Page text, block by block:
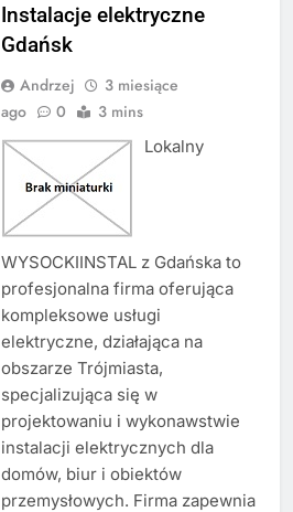
Instalacje elektryczne
Gdańsk
Andrzej
3 miesiące
ago
0 3 mins
Lokalny
WYSOCKIINSTAL z Gdańska to
profesjonalna firma oferująca
kompleksowe usługi
elektryczne, działająca na
obszarze Trójmiasta,
specjalizująca się w
projektowaniu i wykonawstwie
instalacji elektrycznych dla
domów, biur i obiektów
przemysłowych. Firma zapewnia